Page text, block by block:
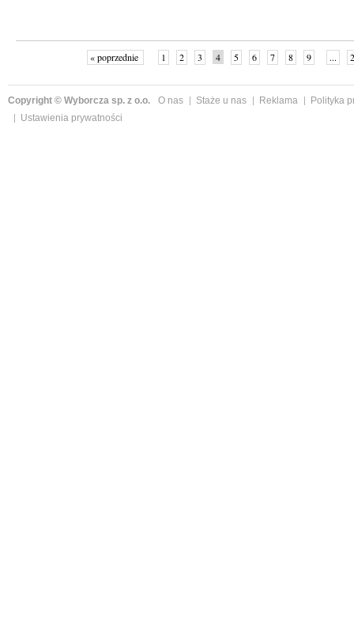
« poprzednie 1 2 3 4 5 6 7 8 9 ...
Copyright © Wyborcza sp. z o.o. O nas Staże u nas Reklama
Polityka
Ustawienia prywatności